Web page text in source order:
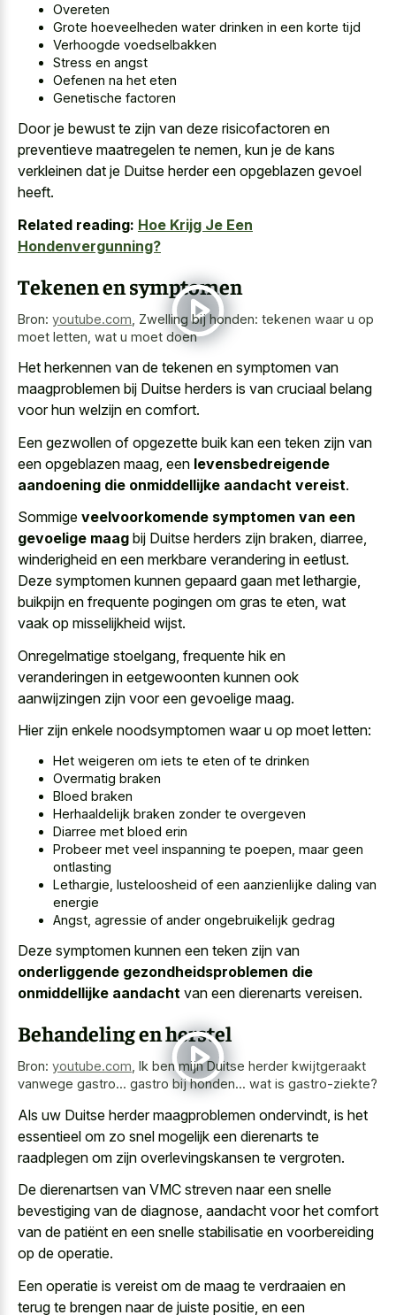
Overeten
Grote hoeveelheden water drinken in een korte tijd
Verhoogde voedselbakken
Stress en angst
Oefenen na het eten
Genetische factoren
Door je bewust te zijn van deze risicofactoren en
preventieve maatregelen te nemen, kun je de kans
verkleinen dat je Duitse herder een opgeblazen gevoel
heeft.
Related reading: Hoe Krijg Je Een
Hondenvergunning?
Tekenen en symptomen
Bron: youtube.com Zwelling bij honden: tekenen waar u op
moet letten, wat u moet doen
Het herkennen van de tekenen en symptomen van
maagproblemen bij Duitse herders is van cruciaal belang
voor hun welzijn en comfort.
Een gezwollen of opgezette buik kan een teken zijn van
een opgeblazen maag, een levensbedreigende
aandoening die onmiddellijke aandacht vereist.
Sommige veelvoorkomende symptomen van een
gevoelige maag bij Duitse herders zijn braken, diarree,
winderigheid en een merkbare verandering in eetlust.
Deze symptomen kunnen gepaard gaan met lethargie,
buikpijn en frequente pogingen om gras te eten, wat
vaak op misselijkheid wijst.
Onregelmatige stoelgang, frequente hik en
veranderingen in eetgewoonten kunnen ook
aanwijzingen zijn voor een gevoelige maag.
Hier zijn enkele noodsymptomen waar u op moet letten:
Het weigeren om iets te eten of te drinken
Overmatig braken
Bloed braken
Herhaaldelijk braken zonder te overgeven
Diarree met bloed erin
Probeer met veel inspanning te poepen, maar geen
ontlasting
Lethargie, lusteloosheid of een aanzienlijke daling van
energie
Angst, agressie of ander ongebruikelijk gedrag
Deze symptomen kunnen een teken zijn van
onderliggende gezondheidsproblemen die
onmiddellijke aandacht van een dierenarts vereisen.
Behandeling en herstel
Bron: youtube.com Ik ben mijn Duitse herder kwijtgeraakt
vanwege gastro... gastro bij honden... wat is gastro-ziekte?
Als uw Duitse herder maagproblemen ondervindt, is het
essentieel om zo snel mogelijk een dierenarts te
raadplegen om zijn overlevingskansen te vergroten.
De dierenartsen van VMC streven naar een snelle
bevestiging van de diagnose, aandacht voor het comfort
van de patiënt en een snelle stabilisatie en voorbereiding
op de operatie.
Een operatie is vereist om de maag te verdraaien en
terug te brengen naar de juiste positie, en een